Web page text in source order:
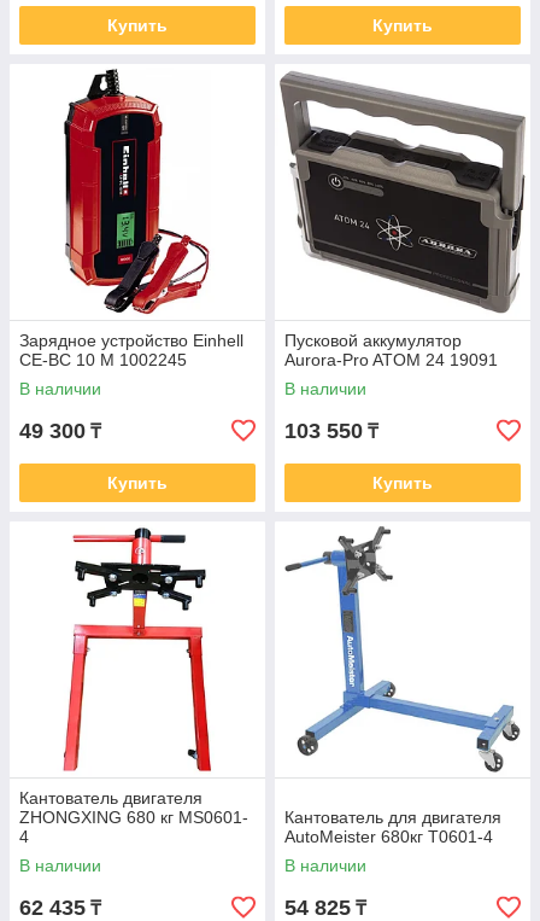
Купить Купить
Зарядное устройство Einhell
CE-BC 10 M 1002245
В наличии
49 300 ₸
Купить
Пусковой аккумулятор
Aurora-Pro ATOM 24 19091
В наличии
103 550 ₸
Купить
Кантователь двигателя
ZHONGXING 680 кг MS0601-
4
В наличии
62 435 ₸
Кантователь для двигателя
AutoMeister 680кг T0601-4
В наличии
54 825 ₸